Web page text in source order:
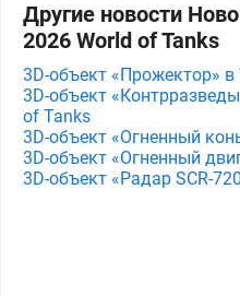
Другие новости
2026 World of Tanks
3D-объект «Прожектор»
3D-объект
of Tanks
3D-объект «Огненный
3D-объект «Огненный
3D-объект «Радар SCR-